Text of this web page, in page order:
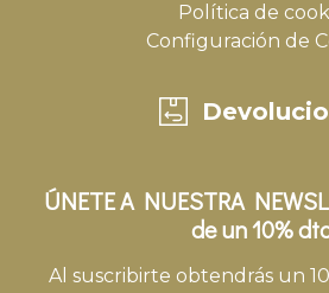
Política de
Configuración de
ÚNETE A NUESTRA
de un 10%
Al suscribirte obtendrás un